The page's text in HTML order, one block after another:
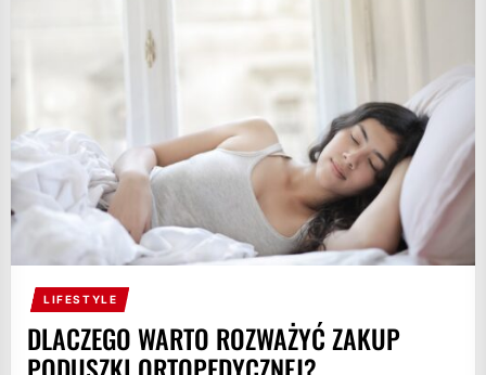
LIFESTYLE
DLACZEGO WARTO ROZWAŻYĆ ZAKUP